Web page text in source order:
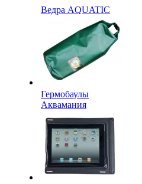
Ведра AQUATIC
Гермобаулы
Аквамания